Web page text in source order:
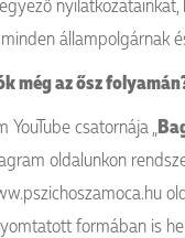
állampolgárnak
még az ősz
csatornája
oldalunkon
formában is